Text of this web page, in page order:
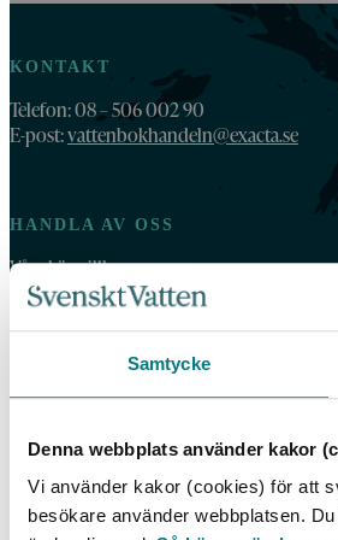
Samtycke
Denna webbplats använder kakor
Vi använder kakor (cookies) för att
besökare använder webbplatsen.
KONTAKT
Telefon: 08 – 506 002 90
E-post:vattenbokhandeln@exacta.se
HANDLA AV OSS
Våra köpvillkor
For orders outside Sweden and Norway,
vattenbokhandeln@exacta.seand include
Vattenbokhandeln ägs och drivs av
Vi behandlar dina personuppgifter enligt